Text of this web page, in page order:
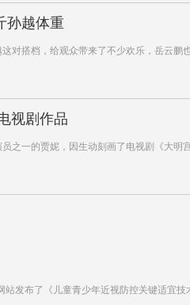
孙越体重
对搭档，给观众带来了不少欢乐，岳云
视剧作品
之一的贾妮，因生动刻画了电视剧《大
站发布了《儿童青少年近视防控关键适宜